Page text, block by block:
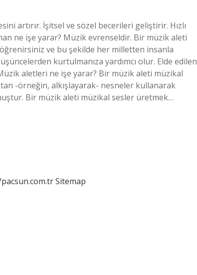
artırır. İşitsel ve sözel becerileri geliştirir. Hızlı
ne işe yarar? Müzik evrenseldir. Bir müzik aleti
ve bu şekilde her milletten insanla
kurtulmanıza yardımcı olur. Elde edilen
aletleri ne işe yarar? Bir müzik aleti müzikal
-örneğin, alkışlayarak- nesneler kullanarak
Bir müzik aleti müzikal sesler üretmek…
Sitemap